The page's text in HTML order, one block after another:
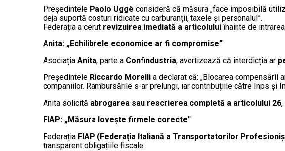
Președintele Paolo Uggè consideră că măsura „face imposibilă
deja suportă costuri ridicate cu carburanții, taxele și personalul”.
Federația a cerut revizuirea imediată a articolului înainte de
Anita: „Echilibrele economice ar fi compromise”
Asociația Anita, parte a Confindustria, avertizează că interdicția ar
Președintele Riccardo Morelli a declarat că: „Blocarea compensării
companiilor. Rambursările s-ar prelungi, iar contribuțiile către Inps și
Anita solicită abrogarea sau rescrierea completă a articolului 26,
FIAP: „Măsura lovește firmele corecte”
Federația FIAP (Federația Italiană a Transportatorilor
transparent obligațiile fiscale.